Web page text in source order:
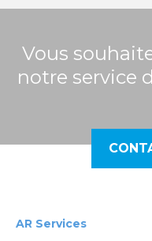
Vous
notre service
AR Services